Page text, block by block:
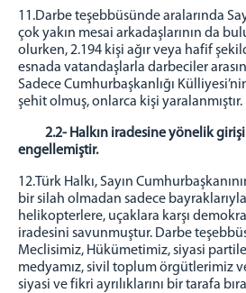
11.Darbe teşebbüsünde aralarında
çok yakın mesai arkadaşlarının da
olurken, 2.194 kişi ağır veya hafif
esnada vatandaşlarla darbeciler
Sadece Cumhurbaşkanlığı
şehit olmuş, onlarca kişi yaralanmıştır.
2.2- Halkın iradesine yönelik
engellemiştir.
12.Türk Halkı, Sayın
bir silah olmadan sadece
helikopterlere, uçaklara karşı
iradesini savunmuştur. Darbe
Meclisimiz, Hükümetimiz, siyasi
medyamız, sivil toplum örgütlerimiz
siyasi ve fikri ayrılıklarını bir tarafa